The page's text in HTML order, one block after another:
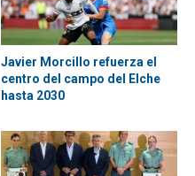
Javier Morcillo refuerza el
centro del campo del Elche
hasta 2030